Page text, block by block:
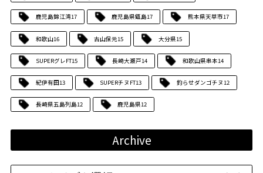
鹿児島錦江湾17 鹿児島県甑島17 熊本県天草市17
和歌山16 古山保元15 大分県15
SUPERグレFT15 長崎大瀬戸14 和歌山県串本14
紀伊有田13 SUPERチヌFT13 釣らせダンゴチヌ12
長崎県五島列島12 鹿児島県12
Archive